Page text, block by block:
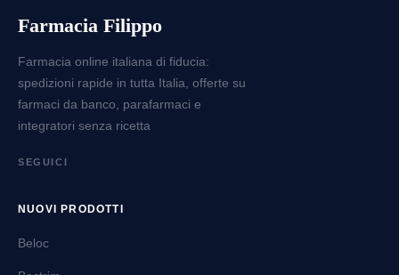
Farmacia Filippo
Farmacia online italiana di fiducia:
spedizioni rapide in tutta Italia, offerte su
farmaci da banco, parafarmaci e
integratori senza ricetta
SEGUICI
NUOVI PRODOTTI
Beloc